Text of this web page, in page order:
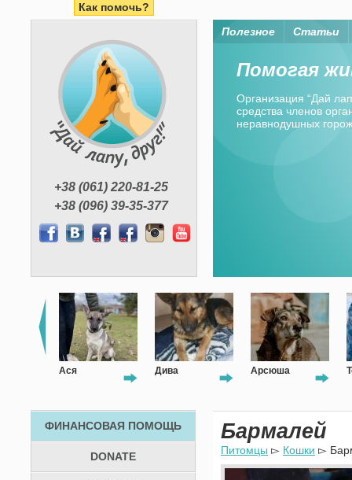
Как помочь?
+38 (061) 220-81-25
+38 (096) 39-35-377
Полезное Статьи
Помогая
Организация “Дай
средства членов
неравнодушных
Дива Арсюша Тоша
ФИНАНСОВАЯ ПОМОЩЬ
DONATE
Бармалей
Питомцы ▻ Кошки ▻